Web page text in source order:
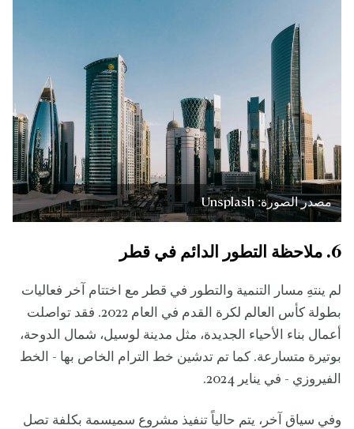
مصدر الصورة: Unsplash
6. ملاحظة التطور الدائم في قطر
لم ينتهِ مسار التنمية والتطور في قطر مع اختتام آخر فعاليات
بطولة كأس العالم لكرة القدم في العام 2022. فقد تواصلت
أعمال بناء الأحياء الجديدة، مثل مدينة لوسيل، شمال الدوحة،
بوتيرة متسارعة. كما تم تدشين خط الترام الخاص بها - الخط
الفيروزي - في يناير 2024.
وفي سياق آخر، يتم حالياً تنفيذ مشروع سميسمة بكلفة تصل